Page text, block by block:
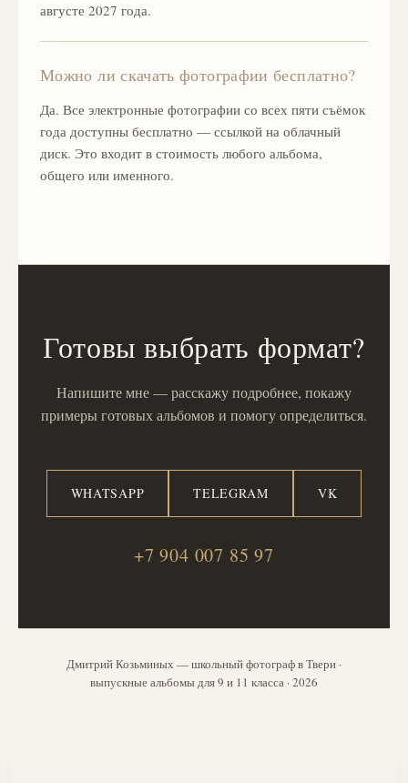
августе 2027 года.
Можно ли скачать фотографии бесплатно?
Да. Все электронные фотографии со всех пяти съёмок
года доступны бесплатно — ссылкой на облачный
диск. Это входит в стоимость любого альбома,
общего или именного.
Готовы выбрать формат?
Напишите мне — расскажу подробнее, покажу
примеры готовых альбомов и помогу определиться.
WHATSAPP TELEGRAM VK
+7 904 007 85 97
Дмитрий Козьминых — школьный фотограф в Твери ·
выпускные альбомы для 9 и 11 класса · 2026